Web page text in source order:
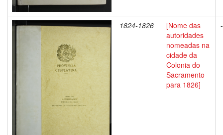
1824-1826
[Nome das
autoridades
nomeadas na
cidade da
Colonia do
Sacramento
para 1826]
-